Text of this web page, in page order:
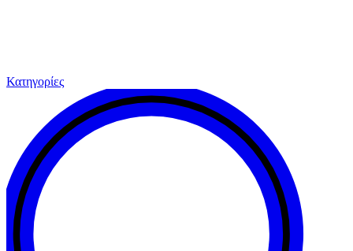
Κατηγορίες